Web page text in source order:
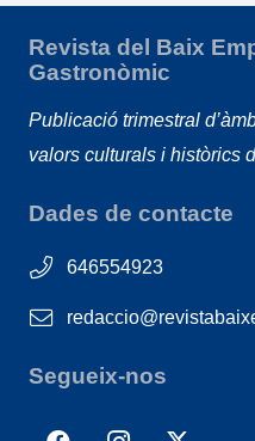
Revista del Baix
Gastronòmic
Publicació trimestral
valors culturals i històrics
Dades de contacte
646554923
Segueix-nos